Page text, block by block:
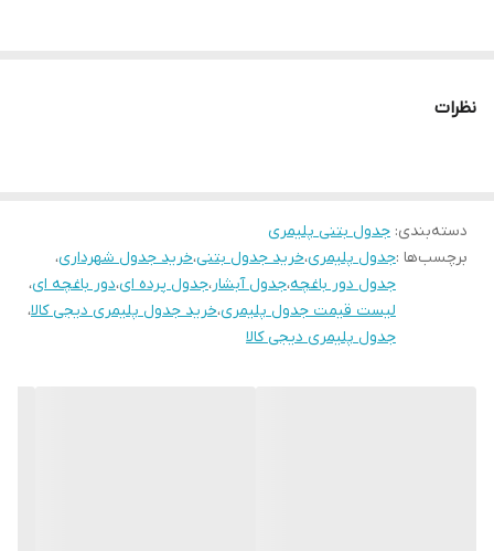
نظرات
دسته‌بندی: جدول بتنی پلیمری
برچسب‌ها :جدول پلیمری،خرید جدول بتنی،خرید جدول شهرداری،
جدول دور باغچه،جدول آبشار،جدول پرده ای،دور باغچه ای،
لیست قیمت جدول پلیمری،خرید جدول پلیمری دیجی کالا،
جدول پلیمری دیجی کالا